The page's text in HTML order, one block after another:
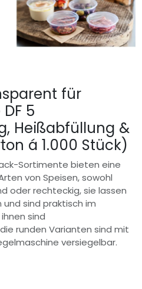
für
5
Heißabfüllung &
á 1.000 Stück)
Sortimente bieten eine
von Speisen, sowohl
oder rechteckig, sie lassen
sind praktisch im
sind
runden Varianten sind mit
versiegelbar.